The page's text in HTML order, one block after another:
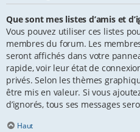
Que sont mes listes d’amis et
Vous pouvez utiliser ces listes
membres du forum. Les
seront affichés dans votre
rapide, voir leur état de
privés. Selon les thèmes
être mis en valeur. Si vous
d’ignorés, tous ses messages
Haut